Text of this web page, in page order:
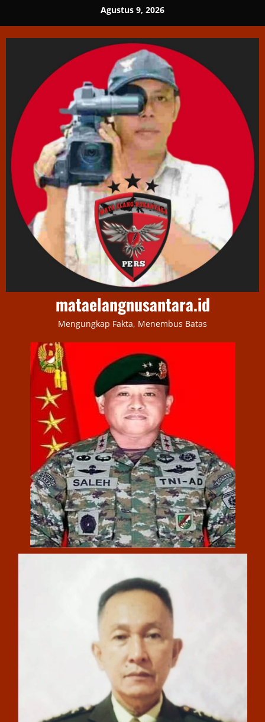
to
content
Agustus 9, 2026
mataelangnusantara.id
Mengungkap Fakta, Menembus Batas